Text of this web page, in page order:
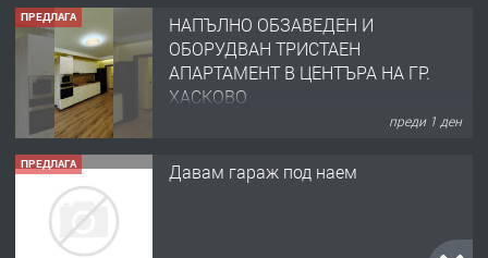
ПРЕДЛАГА
НАПЪЛНО ОБЗАВЕДЕН И
ОБОРУДВАН ТРИСТАЕН
АПАРТАМЕНТ В ЦЕНТЪРА НА ГР.
ХАСКОВО
преди 1 ден
ПРЕДЛАГА Давам гараж под наем